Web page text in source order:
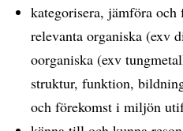
kategorisera, jämföra
relevanta organiska (exv
oorganiska (exv
struktur, funktion,
och förekomst i miljön